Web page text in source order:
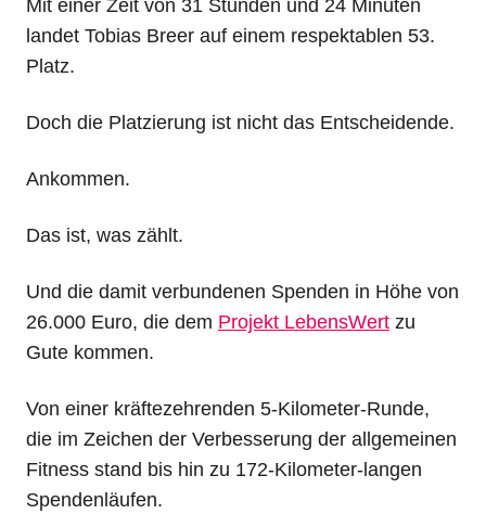
Mit einer Zeit von 31 Stunden und 24 Minuten
landet Tobias Breer auf einem respektablen 53.
Platz.
Doch die Platzierung ist nicht das Entscheidende.
Ankommen.
Das ist, was zählt.
Und die damit verbundenen Spenden in Höhe von
26.000 Euro, die dem Projekt LebensWert zu
Gute kommen.
Von einer kräftezehrenden 5-Kilometer-Runde,
die im Zeichen der Verbesserung der allgemeinen
Fitness stand bis hin zu 172-Kilometer-langen
Spendenläufen.